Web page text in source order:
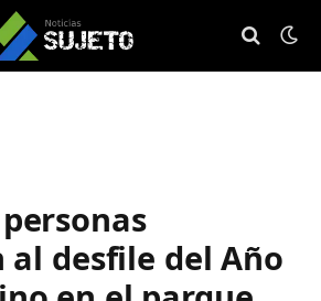
al desfile del Año